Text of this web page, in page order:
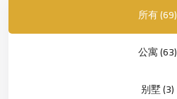
所有 (69)
公寓 (63)
别墅 (3)